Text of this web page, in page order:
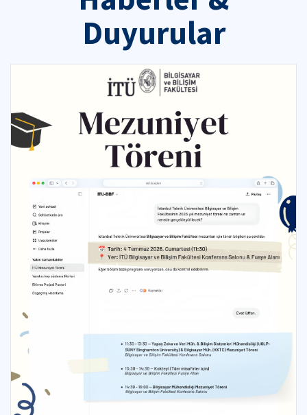
Duyurular